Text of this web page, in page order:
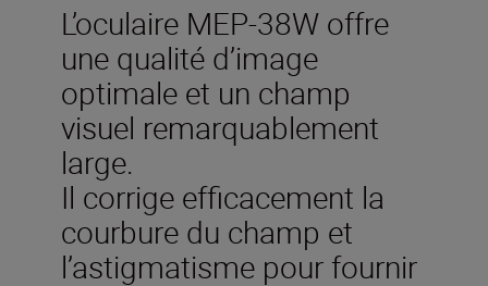
L’oculaire MEP-38W offre
une qualité d’image
optimale et un champ
visuel remarquablement
large.
Il corrige efficacement la
courbure du champ et
l’astigmatisme pour fournir